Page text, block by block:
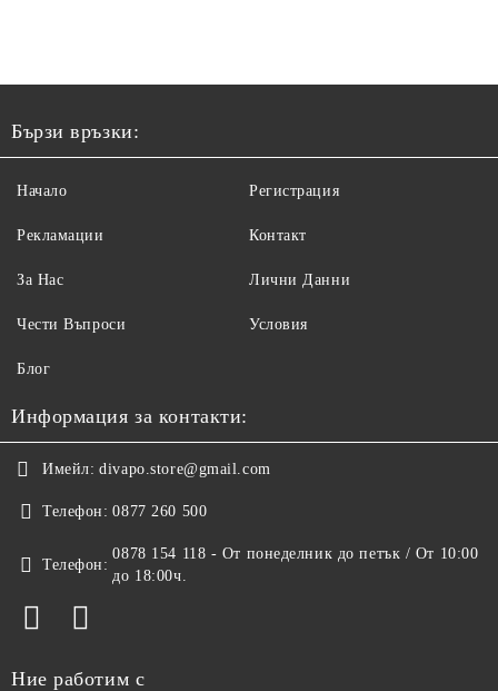
Бързи връзки:
Начало
Рекламации
За Нас
Чести Въпроси
Регистрация
Контакт
Лични Данни
Условия
Блог
Информация за контакти:
Имейл: divapo.store@gmail.com
Телефон: 0877 260 500
Телефон:
0878 154 118 - От понеделник до петък / От 10:00
до 18:00ч.
Ние работим с